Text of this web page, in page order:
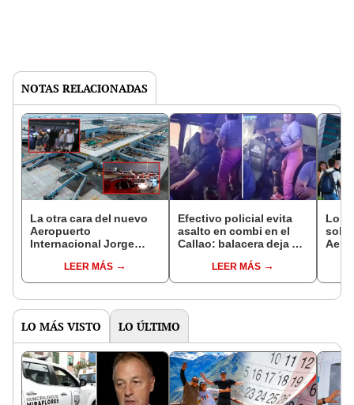
NOTAS RELACIONADAS
La otra cara del nuevo
Aeropuerto
Internacional Jorge
inseguras en su único
acceso
LEER MÁS
Efectivo policial evita
asalto en combi en el
Callao: balacera deja un
LEER MÁS
Lo
7
LO MÁS VISTO LO ÚLTIMO